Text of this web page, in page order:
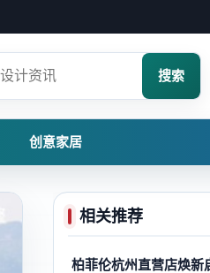
搜索
创意家居
相关推荐
柏菲伦杭州直营店焕新